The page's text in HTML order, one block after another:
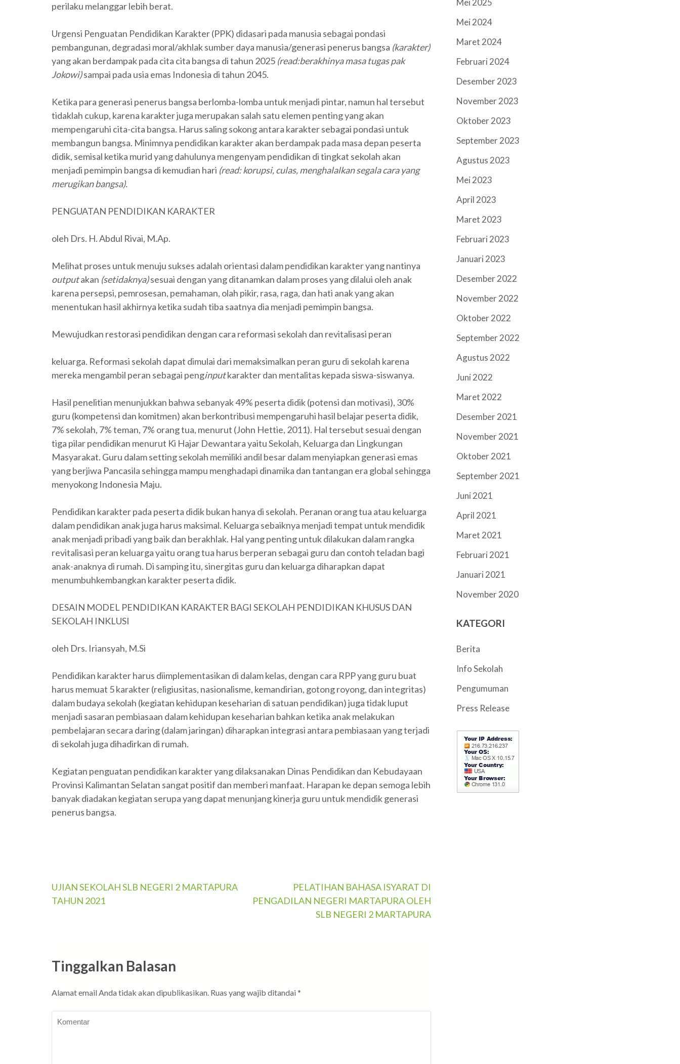
perilaku melanggar lebih berat.
Urgensi Penguatan Pendidikan Karakter (PPK) didasari pada manusia sebagai pondasi
pembangunan, degradasi moral/akhlak sumber daya manusia/generasi penerus bangsa (karakter)
yang akan berdampak pada cita cita bangsa di tahun 2025 (read:berakhinya masa tugas pak
Jokowi)sampai pada usia emas Indonesia di tahun 2045.
Ketika para generasi penerus bangsa berlomba-lomba untuk menjadi pintar, namun hal tersebut
tidaklah cukup, karena karakter juga merupakan salah satu elemen penting yang akan
mempengaruhi cita-cita bangsa. Harus saling sokong antara karakter sebagai pondasi untuk
membangun bangsa. Minimnya pendidikan karakter akan berdampak pada masa depan peserta
didik, semisal ketika murid yang dahulunya mengenyam pendidikan di tingkat sekolah akan
menjadi pemimpin bangsa di kemudian hari (read: korupsi, culas, menghalalkan segala cara yang
merugikan bangsa).
PENGUATAN PENDIDIKAN KARAKTER
oleh Drs. H. Abdul Rivai, M.Ap.
Melihat proses untuk menuju sukses adalah orientasi dalam pendidikan karakter yang nantinya
outputakan (setidaknya)sesuai dengan yang ditanamkan dalam proses yang dilalui oleh anak
karena persepsi, pemrosesan, pemahaman, olah pikir, rasa, raga, dan hati anak yang akan
menentukan hasil akhirnya ketika sudah tiba saatnya dia menjadi pemimpin bangsa.
Mewujudkan restorasi pendidikan dengan cara reformasi sekolah dan revitalisasi peran
keluarga. Reformasi sekolah dapat dimulai dari memaksimalkan peran guru di sekolah karena
mereka mengambil peran sebagai penginputkarakter dan mentalitas kepada siswa-siswanya.
Hasil penelitian menunjukkan bahwa sebanyak 49% peserta didik (potensi dan motivasi), 30%
guru (kompetensi dan komitmen) akan berkontribusi mempengaruhi hasil belajar peserta didik,
7% sekolah, 7% teman, 7% orang tua, menurut (John Hettie, 2011). Hal tersebut sesuai dengan
tiga pilar pendidikan menurut Ki Hajar Dewantara yaitu Sekolah, Keluarga dan Lingkungan
Masyarakat. Guru dalam setting sekolah memiliki andil besar dalam menyiapkan generasi emas
yang berjiwa Pancasila sehingga mampu menghadapi dinamika dan tantangan era global sehingga
menyokong Indonesia Maju.
Pendidikan karakter pada peserta didik bukan hanya di sekolah. Peranan orang tua atau keluarga
dalam pendidikan anak juga harus maksimal. Keluarga sebaiknya menjadi tempat untuk mendidik
anak menjadi pribadi yang baik dan berakhlak. Hal yang penting untuk dilakukan dalam rangka
revitalisasi peran keluarga yaitu orang tua harus berperan sebagai guru dan contoh teladan bagi
anak-anaknya di rumah. Di samping itu, sinergitas guru dan keluarga diharapkan dapat
menumbuhkembangkan karakter peserta didik.
DESAIN MODEL PENDIDIKAN KARAKTER BAGI SEKOLAH PENDIDIKAN KHUSUS DAN
SEKOLAH INKLUSI
oleh Drs. Iriansyah, M.Si
Pendidikan karakter harus diimplementasikan di dalam kelas, dengan cara RPP yang guru buat
harus memuat 5 karakter (religiusitas, nasionalisme, kemandirian, gotong royong, dan integritas)
dalam budaya sekolah (kegiatan kehidupan keseharian di satuan pendidikan) juga tidak luput
menjadi sasaran pembiasaan dalam kehidupan keseharian bahkan ketika anak melakukan
pembelajaran secara daring (dalam jaringan) diharapkan integrasi antara pembiasaan yang terjadi
di sekolah juga dihadirkan di rumah.
Kegiatan penguatan pendidikan karakter yang dilaksanakan Dinas Pendidikan dan Kebudayaan
Provinsi Kalimantan Selatan sangat positif dan memberi manfaat. Harapan ke depan semoga lebih
banyak diadakan kegiatan serupa yang dapat menunjang kinerja guru untuk mendidik generasi
penerus bangsa.
Navigasi
pos
UJIAN SEKOLAH SLB NEGERI 2 MARTAPURA
TAHUN 2021
PELATIHAN BAHASA ISYARAT DI
PENGADILAN NEGERI MARTAPURA OLEH
SLB NEGERI 2 MARTAPURA
Tinggalkan Balasan
Alamat email Anda tidak akan dipublikasikan. Ruas yang wajib ditandai *
Mei 2025
Mei 2024
Maret 2024
Februari 2024
Desember 2023
November 2023
Oktober 2023
September 2023
Agustus 2023
Mei 2023
April 2023
Maret 2023
Februari 2023
Januari 2023
Desember 2022
November 2022
Oktober 2022
September 2022
Agustus 2022
Juni 2022
Maret 2022
Desember 2021
November 2021
Oktober 2021
September 2021
Juni 2021
April 2021
Maret 2021
Februari 2021
Januari 2021
November 2020
KATEGORI
Berita
Info Sekolah
Pengumuman
Press Release